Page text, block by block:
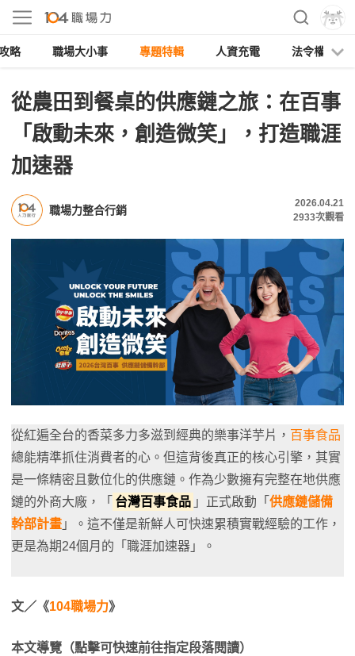
略 職場大小事 專題特輯 人資充電 法令權益
從農田到餐桌的供應鏈之旅：在百事
「啟動未來，創造微笑」，打造職涯
加速器
職場力整合行銷
2026.04.21
2933次觀看
從紅遍全台的香菜多力多滋到經典的樂事洋芋片， 百事食品
總能精準抓住消費者的心。但這背後真正的核心引擎，其實
是一條精密且數位化的供應鏈。作為少數擁有完整在地供應
鏈的外商大廠，「 台灣百事食品 」正式啟動「 供應鏈儲備
幹部計畫 」。這不僅是新鮮人可快速累積實戰經驗的工作，
更是為期24個月的「職涯加速器」。
文／《104職場力》
本文導覽（點擊可快速前往指定段落閱讀）